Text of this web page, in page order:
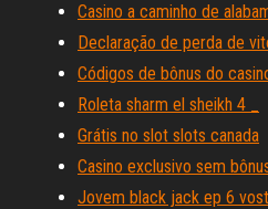
Casino a caminho de
Declaração de perda de
Códigos de bônus do
Roleta sharm el sheikh 4 _
Grátis no slot slots canada
Casino exclusivo sem
Jovem black jack ep 6